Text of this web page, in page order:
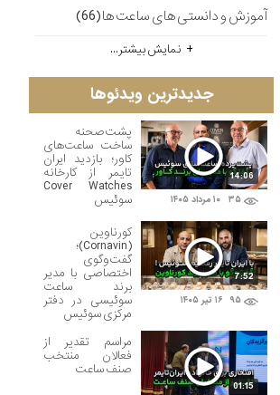
آموزش و دانستی های ساعت ها(66)
نمایش بیشتر...
جدیدترین ویدئوها
۳۵ ۱۰ مرداد ۱۴۰۵
14:06
پشت‌صحنه
ساخت ساعت‌های
کاور؛ بازدید ایران
تایمر از کارخانه
Cover Watches
سوئیس
۹۵ ۱۶ تير ۱۴۰۵
7:52
کورناوین
(Cornavin)؛
گفت‌وگوی
اختصاصی با مدیر
برند ساعت
سوئیسی در دفتر
مرکزی سوئیس
01:15
مراسم تقدیر از
فعالان منتخب
صنف ساعت